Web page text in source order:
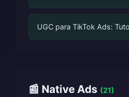
UGC para TikTok Ads:
📰 Native Ads (21)